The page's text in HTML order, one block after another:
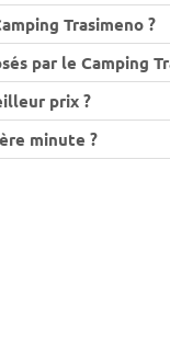
Trasimeno ?
par le Camping
prix ?
minute ?